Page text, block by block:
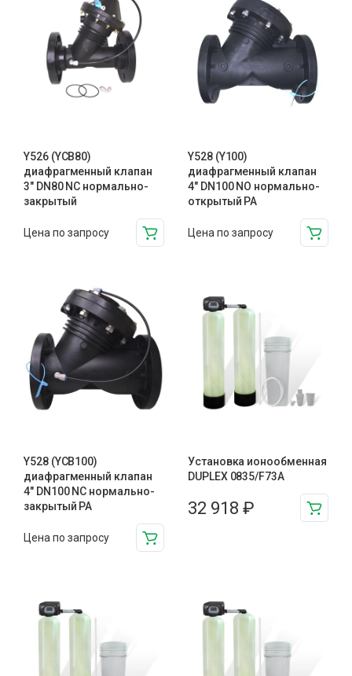
Y526 (YCB80)
диафрагменный клапан
3″ DN80 NC нормально-
закрытый
Цена по запросу
Y528 (Y100)
диафрагменный клапан
4″ DN100 NO нормально-
открытый PA
Цена по запросу
Y528 (YCB100)
диафрагменный клапан
4″ DN100 NC нормально-
закрытый PA
Цена по запросу
Установка ионообменная
DUPLEX 0835/F73A
32 918 ₽